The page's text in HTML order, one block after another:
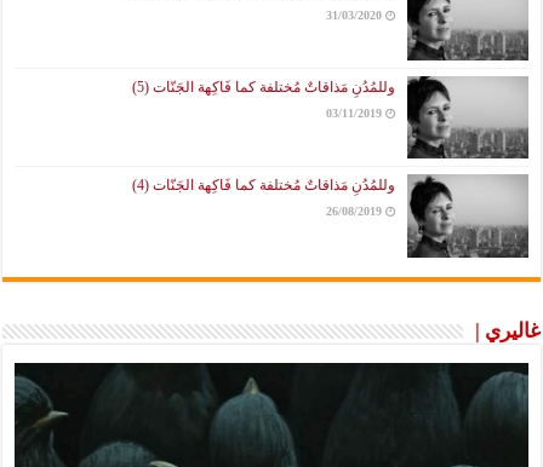
31/03/2020
وللمُدُنِ مَذاقاتٌ مُختلفة كما فَاكِهة الجَنّات (5)
03/11/2019
وللمُدُنِ مَذاقاتٌ مُختلفة كما فَاكِهة الجَنّات (4)
26/08/2019
غاليري |